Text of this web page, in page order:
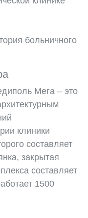
больничного
Мега – это
клиники
составляет
закрытая
составляет
1500